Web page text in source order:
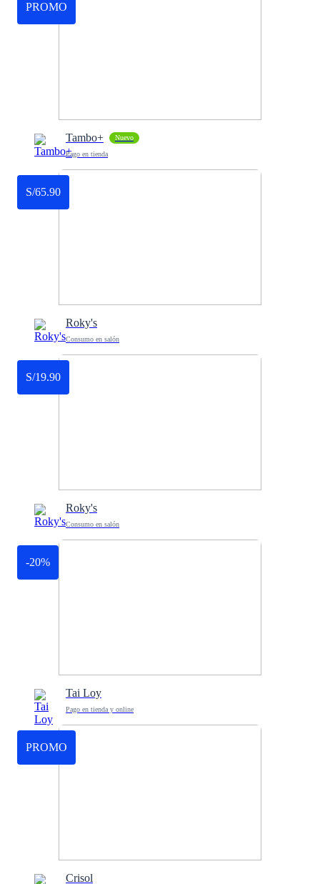
PROMO
Tambo+ Nuevo
Pago en tienda
S/65.90
Roky's
Consumo en salón
S/19.90
Roky's
Consumo en salón
-20%
Tai Loy
Pago en tienda y online
PROMO
Crisol